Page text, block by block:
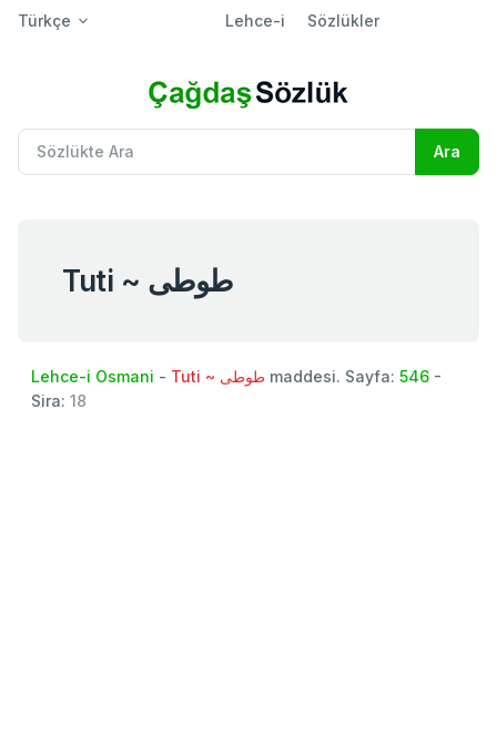
Türkçe Lehce-i Sözlükler
Tuti ~ طوطی
Lehce-i Osmani - Tuti ~ طوطی maddesi. Sayfa: 546 -
Sira: 18